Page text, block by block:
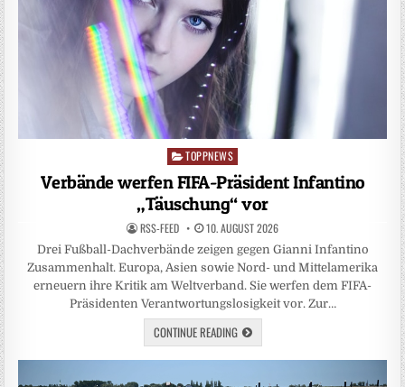
Posted
in
TOPPNEWS
Verbände werfen FIFA-Präsident Infantino
„Täuschung“ vor
RSS-FEED 10. AUGUST 2026
Drei Fußball-Dachverbände zeigen gegen Gianni Infantino
Zusammenhalt. Europa, Asien sowie Nord- und Mittelamerika
erneuern ihre Kritik am Weltverband. Sie werfen dem FIFA-
Präsidenten Verantwortungslosigkeit vor. Zur…
CONTINUE READING